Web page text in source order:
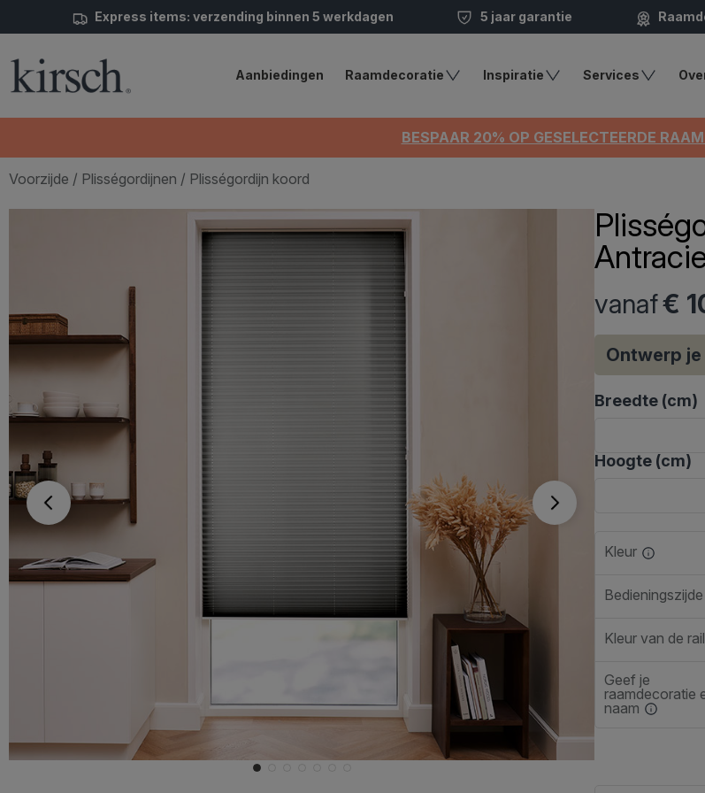
Express items: verzending binnen 5 werkdagen 5 jaar garantie
Aanbiedingen Raamdecoratie Inspiratie Services
BESPAAR 20% OP GESELECTEERDE
Voorzijde / Plisségordijnen / Plisségordijn koord
vanaf€
Ontwerp
Breedte (cm)
Hoogte (cm)
Kleur
Bedieningszijde
Kleur van de rail
Geef je
raamdecoratie
naam